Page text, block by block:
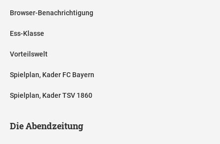
Browser-Benachrichtigung
Ess-Klasse
Vorteilswelt
Spielplan, Kader FC Bayern
Spielplan, Kader TSV 1860
Die Abendzeitung